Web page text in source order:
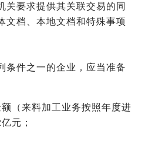
关要求提供其关联交易的同
文档、本地文档和特殊事项
条件之一的企业，应当准备
（来料加工业务按照年度进
元；